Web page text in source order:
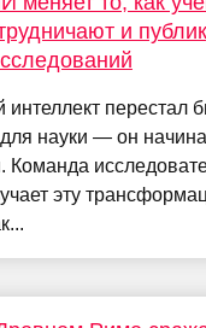
и
интеллект перестал
науки — он
Команда
эту